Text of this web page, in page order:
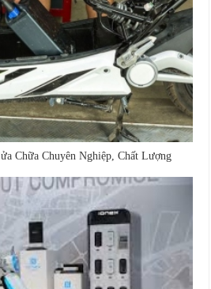
Chữa Chuyên Nghiệp, Chất Lượng